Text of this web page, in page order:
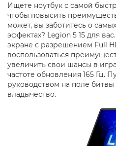
Ищете ноутбук с самой
чтобы повысить
может, вы заботитесь о
эффектах? Legion 5 15 для
экране с разрешением Full
воспользоваться
увеличить свои шансы в
частоте обновления 165 Гц.
руководством на поле битвы
владычество.